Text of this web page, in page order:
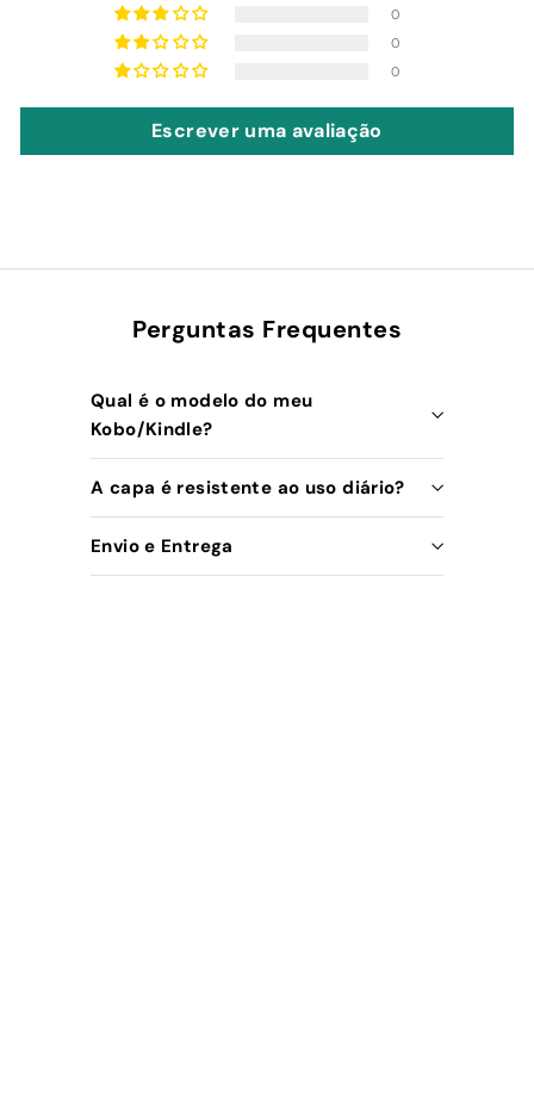
0
0
0
Escrever uma avaliação
Perguntas Frequentes
Qual é o modelo do meu
Kobo/Kindle?
A capa é resistente ao uso diário?
Envio e Entrega